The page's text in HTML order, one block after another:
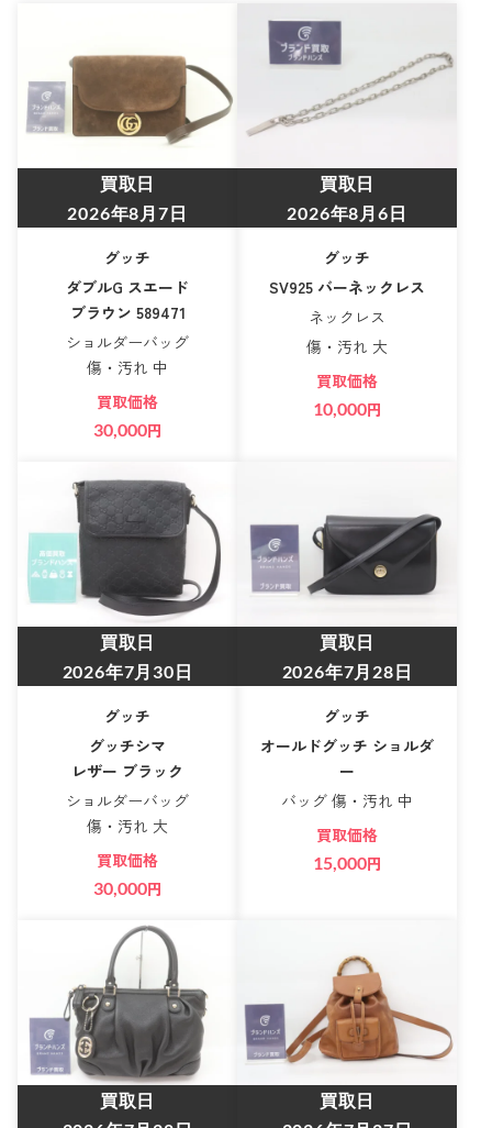
買取日
2026年8月7日
グッチ
ダブルG スエード
ブラウン 589471
ショルダーバッグ
傷・汚れ 中
買取価格
30,000円
買取日
2026年8月6日
グッチ
SV925 バーネックレス
ネックレス
傷・汚れ 大
買取価格
10,000円
買取日
2026年7月30日
グッチ
グッチシマ
レザー ブラック
ショルダーバッグ
傷・汚れ 大
買取価格
30,000円
買取日
2026年7月28日
グッチ
オールドグッチ ショルダ
ー
バッグ 傷・汚れ 中
買取価格
15,000円
買取日
買取日